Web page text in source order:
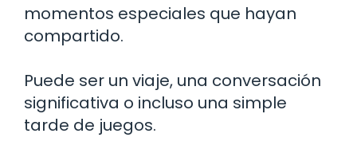
momentos especiales que hayan
compartido.
Puede ser un viaje, una conversación
significativa o incluso una simple
tarde de juegos.